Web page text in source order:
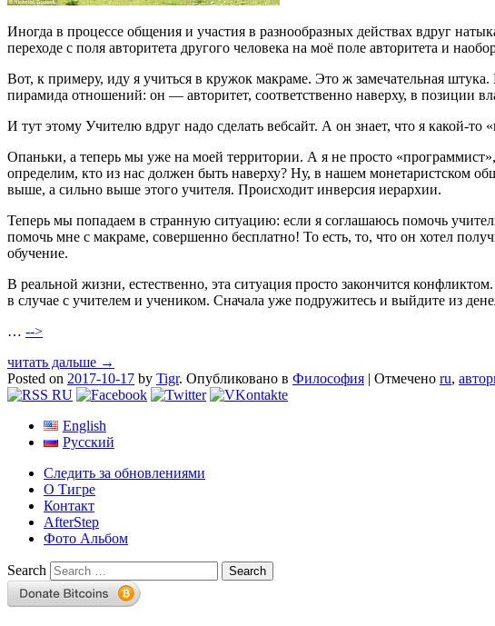
Иногда в процессе общения и участия в разнообразных действах вдруг
переходе с поля авторитета другого человека на моё поле авторитета и
Вот, к примеру, иду я учиться в кружок макраме. Это ж замечательная
пирамида отношений: он — авторитет, соответственно наверху, в позиции
И тут этому Учителю вдруг надо сделать вебсайт. А он знает, что я какой-
Опаньки, а теперь мы уже на моей территории. А я не просто
определим, кто из нас должен быть наверху? Ну, в нашем монетаристском
выше, а сильно выше этого учителя. Происходит инверсия иерархии.
Теперь мы попадаем в странную ситуацию: если я соглашаюсь помочь
помочь мне с макраме, совершенно бесплатно! То есть, то, что он хотел
обучение.
В реальной жизни, естественно, эта ситуация просто закончится
в случае с учителем и учеником. Сначала уже подружитесь и выйдите из
… -->
читать дальше →
Posted on 2017-10-17 by Tigr. Опубликовано в Философия | Отмечено ru,
English
Русский
Следить за обновлениями
О Тигре
Контакт
AfterStep
Фото Альбом
Search